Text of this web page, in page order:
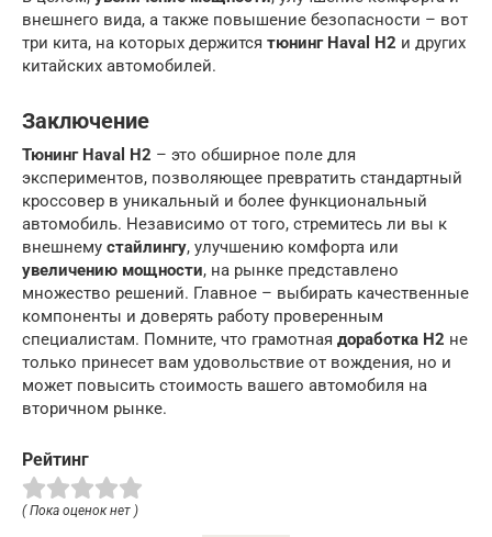
внешнего вида, а также повышение безопасности – вот
три кита, на которых держится тюнинг Haval H2 и других
китайских автомобилей.
Заключение
Тюнинг Haval H2 – это обширное поле для
экспериментов, позволяющее превратить стандартный
кроссовер в уникальный и более функциональный
автомобиль. Независимо от того, стремитесь ли вы к
внешнему стайлингу, улучшению комфорта или
увеличению мощности, на рынке представлено
множество решений. Главное – выбирать качественные
компоненты и доверять работу проверенным
специалистам. Помните, что грамотная доработка H2 не
только принесет вам удовольствие от вождения, но и
может повысить стоимость вашего автомобиля на
вторичном рынке.
Рейтинг
( Пока оценок нет )